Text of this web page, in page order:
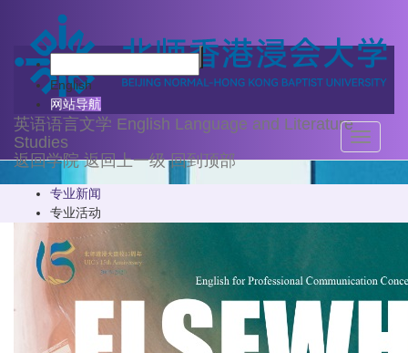
英语语言文学 English Language and Literature
Studies
返回学院 返回上一级 回到顶部
English
网站导航
Toggle
专业新闻
专业活动